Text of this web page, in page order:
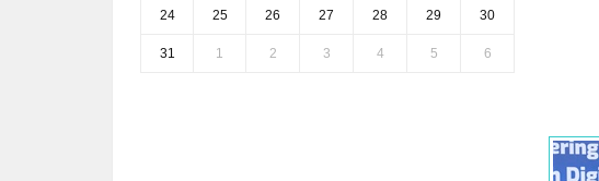
24 25 26 27 28 29 30
31 1 2 3 4 5 6